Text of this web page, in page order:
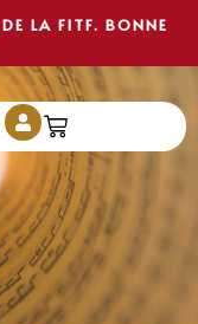
LA FITF. BONNE